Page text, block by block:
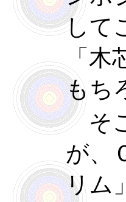
して
「
もち
そ
が、
リム